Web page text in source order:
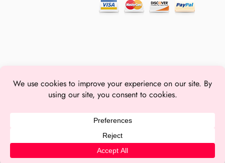
© Brow Lash World 2025 – From Switzerland with
Contact Us
Shop Filters Categories Account